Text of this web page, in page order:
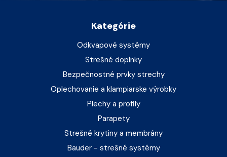
Kategórie
Odkvapové systémy
Strešné doplnky
Bezpečnostné prvky strechy
Oplechovanie a klampiarske výrobky
Plechy a profily
Parapety
Strešné krytiny a membrány
Bauder - strešné systémy